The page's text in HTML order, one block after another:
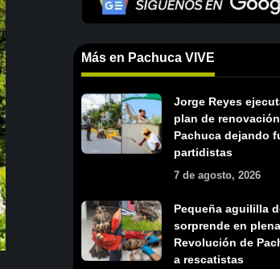
Más en Pachuca VIVE
Jorge Reyes
plan de
Pachuca dejando
partidistas
7 de agosto, 2026
Pequeña aguililla
sorprende en
Revolución de
a rescatistas